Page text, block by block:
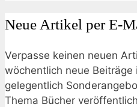
Neue Artikel per E-
Verpasse keinen neuen
wöchentlich neue Beiträge
gelegentlich
Thema Bücher